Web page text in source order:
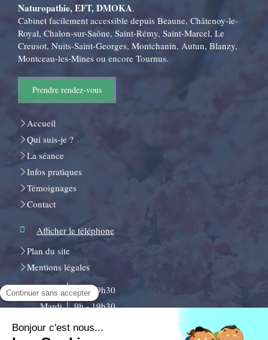
Naturopathie, EFT, DMOKA.
Cabinet facilement accessible depuis Beaune, Châtenoy-le-
Royal, Chalon-sur-Saône, Saint-Rémy, Saint-Marcel, Le
Creusot, Nuits-Saint-Georges, Montchanin, Autun, Blanzy,
Montceau-les-Mines ou encore Tournus.
Prendre rendez-vous
Accueil
Qui suis-je ?
La séance
Infos pratiques
Témoignages
Contact
Afficher le téléphone
Plan du site
Mentions légales
Lundi
9h - 19h30
Mardi
9h - 19h30
Mercredi